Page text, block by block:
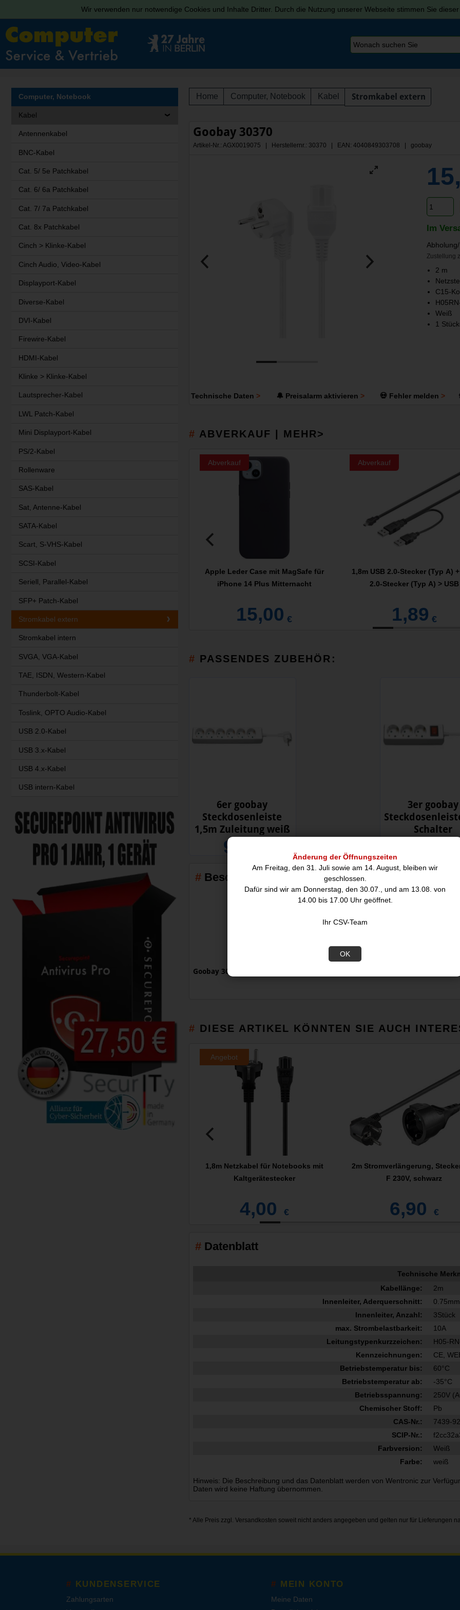
Wir verwenden nur notwendige Cookies und Inhalte Dritter. Durch die Nutzung unserer Webseite stimmen Sie dieser
Änderung der Öffnungszeiten
Am Freitag, den 31. Juli sowie am 14. August, bleiben wir
geschlossen.
Dafür sind wir am Donnerstag, den 30.07., und am 13.08. von
14.00 bis 17.00 Uhr geöffnet.
Ihr CSV-Team
OK
Home Computer, Notebook Kabel Stromkabel extern
Goobay 30370
Artikel-Nr.: AGX0019075 | Herstellernr.: 30370 | EAN: 4040849303708 | goobay
Im
Zustellung
2 m
C15-
Weiß
1
Technische Daten 🔔 Preisalarm aktivieren 💀 Fehler melden
ABVERKAUF | MEHR>
Abverkauf
Apple Leder Case mit MagSafe für
iPhone 14 Plus Mitternacht
15,00 €
Abverkauf
1,8m USB 2.0-Stecker (Typ A)
2.0-Stecker (Typ A) > USB
1,89 €
PASSENDES ZUBEHÖR:
6er goobay
Steckdosenleiste
1,5m Zuleitung weiß
9,00
3er goobay
Schalter
Beschreibung
Goobay 30370
DIESE ARTIKEL KÖNNTEN SIE AUCH
Angebot
1,8m Netzkabel für Notebooks mit
Kaltgerätestecker
4,00 €
2m Stromverlängerung,
F 230V, schwarz
6,90 €
Datenblatt
Technische
Kabellänge:
2m
Innenleiter, Aderquerschnitt:
Innenleiter, Anzahl:
3Stück
max. Strombelastbarkeit:
10A
Leitungstypenkurzzeichen:
H05-
Kennzeichnungen:
CE,
Betriebstemperatur bis:
60°C
Betriebstemperatur ab:
-35°C
Betriebsspannung:
250V
Chemischer Stoff:
Pb
CAS-Nr.:
7439-
SCIP-Nr.:
Farbversion:
Weiß
Farbe:
weiß
Hinweis: Die Beschreibung und das Datenblatt werden von Wentronic zur
Daten wird keine Haftung übernommen.
* Alle Preis zzgl.Versandkosten soweit nicht anders angegeben und gelten nur für Lieferungen
Computer, Notebook
Kabel
Antennenkabel
BNC-Kabel
Cat. 5/ 5e Patchkabel
Cat. 6/ 6a Patchkabel
Cat. 7/ 7a Patchkabel
Cat. 8x Patchkabel
Cinch > Klinke-Kabel
Cinch Audio, Video-Kabel
Displayport-Kabel
Diverse-Kabel
DVI-Kabel
Firewire-Kabel
HDMI-Kabel
Klinke > Klinke-Kabel
Lautsprecher-Kabel
LWL Patch-Kabel
Mini Displayport-Kabel
PS/2-Kabel
Rollenware
SAS-Kabel
Sat, Antenne-Kabel
SATA-Kabel
Scart, S-VHS-Kabel
SCSI-Kabel
Seriell, Parallel-Kabel
SFP+ Patch-Kabel
Stromkabel extern
Stromkabel intern
SVGA, VGA-Kabel
TAE, ISDN, Western-Kabel
Thunderbolt-Kabel
Toslink, OPTO Audio-Kabel
USB 2.0-Kabel
USB 3.x-Kabel
USB 4.x-Kabel
USB intern-Kabel
KUNDENSERVICE
Zahlungsarten
MEIN KONTO
Meine Daten